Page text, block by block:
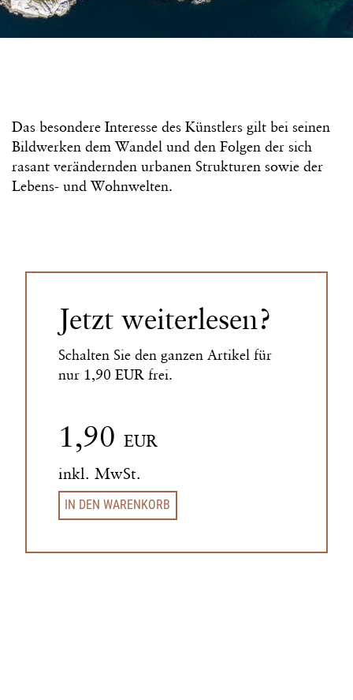
Das besondere Interesse des Künstlers gilt bei seinen
Bildwerken dem Wandel und den Folgen der sich
rasant verändernden urbanen Strukturen sowie der
Lebens- und Wohnwelten.
Jetzt weiterlesen?
Schalten Sie den ganzen Artikel für
nur 1,90 EUR frei.
1,90 EUR
inkl. MwSt.
IN DEN WARENKORB